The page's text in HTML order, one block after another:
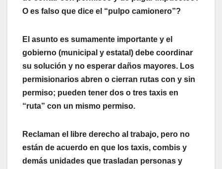
O es falso que dice el “pulpo camionero”?
El asunto es sumamente importante y el
gobierno (municipal y estatal) debe coordinar
su solución y no esperar daños mayores. Los
permisionarios abren o cierran rutas con y sin
permiso; pueden tener dos o tres taxis en
“ruta” con un mismo permiso.
Reclaman el libre derecho al trabajo, pero no
están de acuerdo en que los taxis, combis y
demás unidades que trasladan personas y